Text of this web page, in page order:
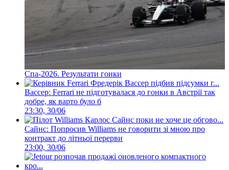
Спа-2026. Результати гонки
Вассер: Ferrari не підготувалася до гонки в Австрії так
добре, як варто було б
23:30, 30/06
Сайнс: Попросив Williams не говорити зі мною про
контракт до літньої перерви
23:00, 30/06